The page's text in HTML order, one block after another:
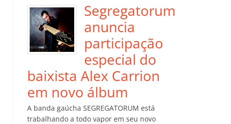
Segregatorum
anuncia
participação
especial do
baixista Alex Carrion
em novo álbum
A banda gaúcha SEGREGATORUM está
trabalhando a todo vapor em seu novo